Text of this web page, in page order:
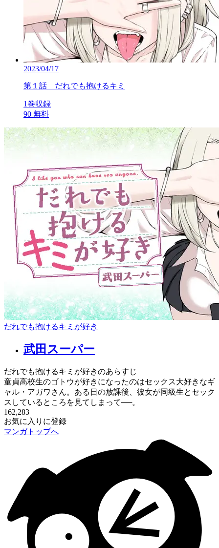
2023/04/17
第１話 だれでも抱けるキミ
1巻収録
90 無料
だれでも抱けるキミが好き
武田スーパー
だれでも抱けるキミが好きのあらすじ
童貞高校生のゴトウが好きになったのはセックス大好きなギ
ャル・アガワさん。ある日の放課後、彼女が同級生とセック
スしているところを見てしまって──。
162,283
お気に入りに登録
マンガトップへ